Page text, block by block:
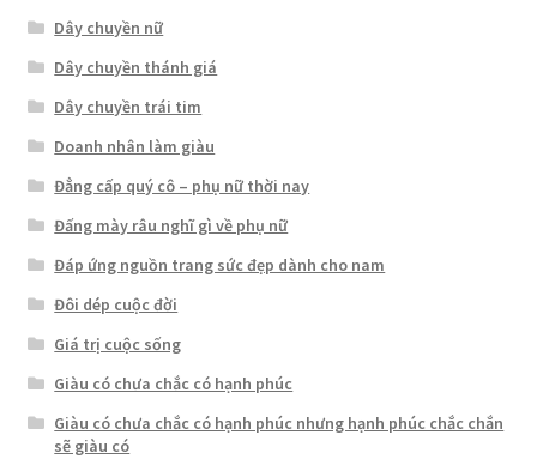
Dây chuyền nữ
Dây chuyền thánh giá
Dây chuyền trái tim
Doanh nhân làm giàu
Đẳng cấp quý cô – phụ nữ thời nay
Đấng mày râu nghĩ gì về phụ nữ
Đáp ứng nguồn trang sức đẹp dành cho nam
Đôi dép cuộc đời
Giá trị cuộc sống
Giàu có chưa chắc có hạnh phúc
Giàu có chưa chắc có hạnh phúc nhưng hạnh phúc chắc chắn
sẽ giàu có